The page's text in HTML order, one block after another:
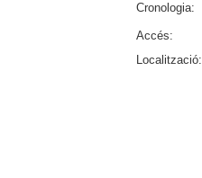
Cronologia:
Accés:
Localització: